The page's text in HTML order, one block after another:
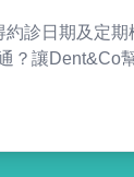
約診日期及定
？讓Dent&Co